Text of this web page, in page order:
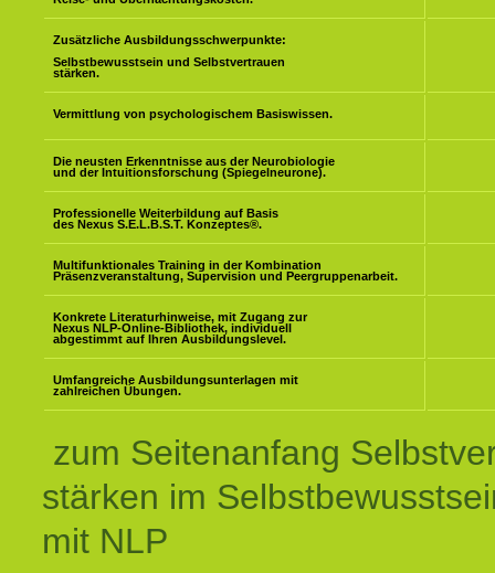
Zusätzliche Ausbildungsschwerpunkte:
Selbstbewusstsein und Selbstvertrauen
stärken.
Vermittlung von psychologischem Basiswissen.
Die neusten Erkenntnisse aus der Neurobiologie
und der Intuitionsforschung (Spiegelneurone).
Professionelle Weiterbildung auf Basis
des Nexus S.E.L.B.S.T. Konzeptes®.
Multifunktionales Training in der Kombination
Präsenzveranstaltung, Supervision und Peergruppenarbeit.
Konkrete Literaturhinweise, mit Zugang zur
Nexus NLP-Online-Bibliothek, individuell
abgestimmt auf Ihren Ausbildungslevel.
Umfangreiche Ausbildungsunterlagen mit
zahlreichen Übungen.
zum Seitenanfang
stärken im
mit NLP